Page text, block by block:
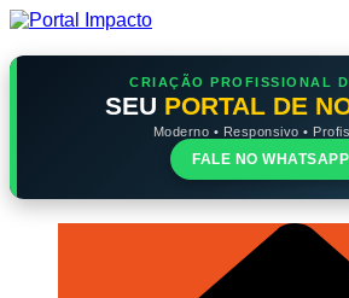
Ir
o
CRIAÇÃO PROFISSIONAL
SEU PORTAL DE
Moderno • Responsivo •
FALE NO WHATSAPP